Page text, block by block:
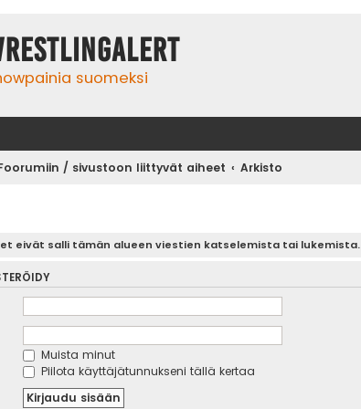
suomeksi
/ sivustoon liittyvät aiheet Arkisto
eivät salli tämän alueen viestien katselemista tai lukemista.
Muista minut
Piilota käyttäjätunnukseni tällä kertaa